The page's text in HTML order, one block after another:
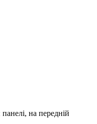
на передній